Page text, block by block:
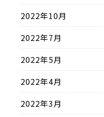
2022年10月
2022年7月
2022年5月
2022年4月
2022年3月